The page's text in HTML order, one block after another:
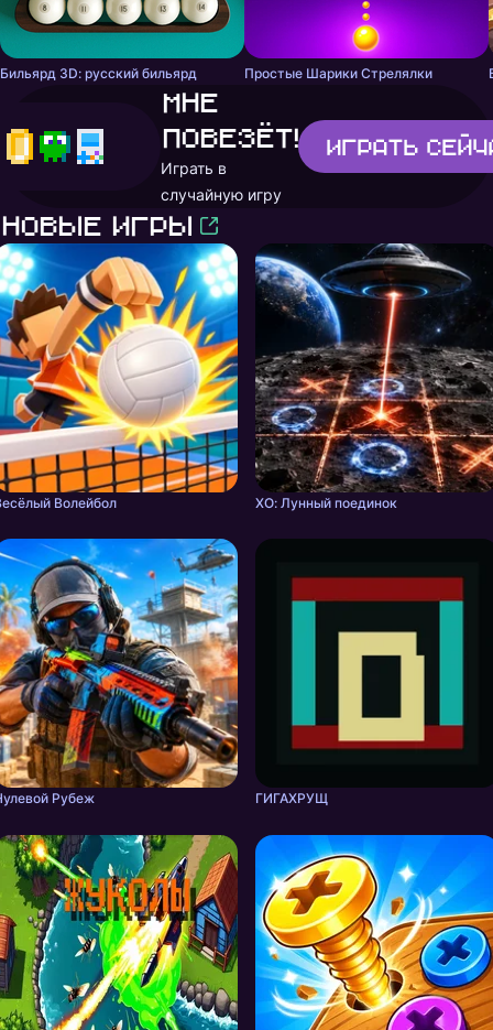
Бильярд 3D: русский бильярд Простые Шарики Стрелялки
Мне
повезёт!
Играть в
случайную игру
Играть
Новые игры
Волейбол ХО: Лунный поединок
Рубеж ГИГАХРУЩ